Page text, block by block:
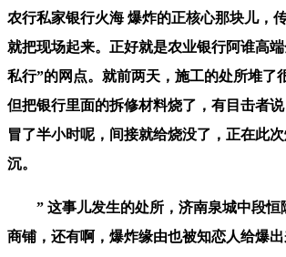
农行私家银行火海 爆炸的正核心那块儿，
就把现场起来。正好就是农业银行阿谁高
私行”的网点。就前两天，施工的处所堆了
但把银行里面的拆修材料烧了，有目击者
冒了半小时呢，间接就给烧没了，正在此
沉。
” 这事儿发生的处所，济南泉城中段恒
商铺，还有啊，爆炸缘由也被知恋人给爆